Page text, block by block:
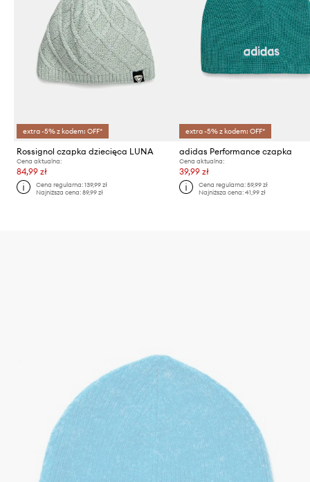
extra -5% z kodem: OFF*
Rossignol czapka dziecięca LUNA
Cena aktualna:
84,99 zł
Cena regularna:139,99 zł
Najniższa cena:89,99 zł
extra -5% z kodem: OFF*
adidas Performance czapka
Cena aktualna:
39,99 zł
Cena regularna: 59,99 zł
Najniższa cena: 41,99 zł